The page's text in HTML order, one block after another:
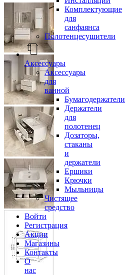
Комплектующие
для
санфаянса
Полотенцесушители
Аксессуары
Аксессуары
для
ванной
Бумагодержатели
Держатели
для
полотенец
Дозаторы,
стаканы
и
держатели
Ершики
Крючки
Мыльницы
Чистящее
средство
Войти
Регистрация
Акции
Магазины
Контакты
О
нас